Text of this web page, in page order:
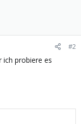
#2
ich probiere es